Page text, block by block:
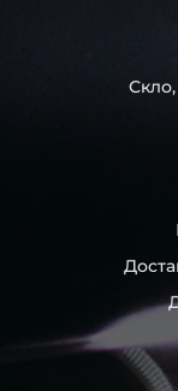
знак із нашим
Без письмового
будь-які
Можна
так і пару чи
співробітники
дбайливо
захисної стрейч-
повітрям – і
час перевезення
пошкодження
час
Детальніше про
Комплектація
товару можуть